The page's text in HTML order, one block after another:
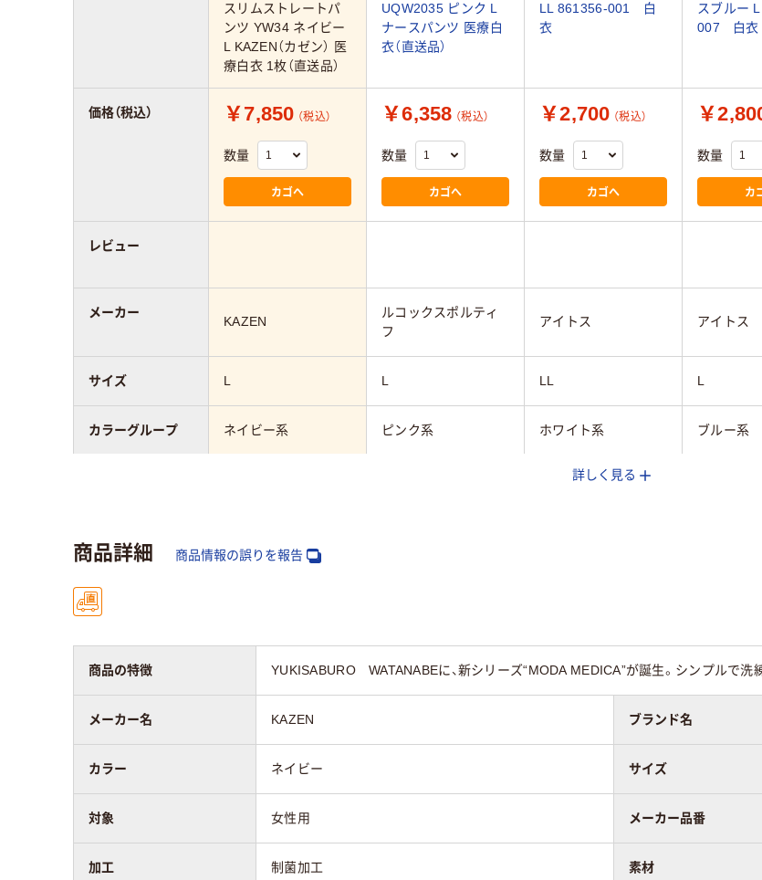
スリムストレートパ
ンツ YW34 ネイビー
L KAZEN（カゼン） 医
療白衣 1枚（直送品）
UQW2035 ピンク L
ナースパンツ 医療白
衣（直送品）
LL 861356-001 白
衣
スブルー
007 白衣
￥7,850 （税込）
数量
カゴへ
￥6,358 （税込）
数量
カゴへ
￥2,700 （税込）
数量
カゴへ
￥
数量
カ
KAZEN
ルコックスポルティ
フ
アイトス アイトス
L L LL L
ネイビー系 ピンク系 ホワイト系 ブルー系
女性用
ポリエステル100%
価格（税込）
レビュー
メーカー
サイズ
カラーグループ
詳しく見る
商品詳細 商品情報の誤りを報告
商品の特徴 YUKISABURO WATANABEに、新シリーズ“MODA MEDICA”が誕生。シンプルで洗
メーカー名 KAZEN ブランド名
カラー ネイビー サイズ
対象 女性用 メーカー品番
加工 制菌加工 素材